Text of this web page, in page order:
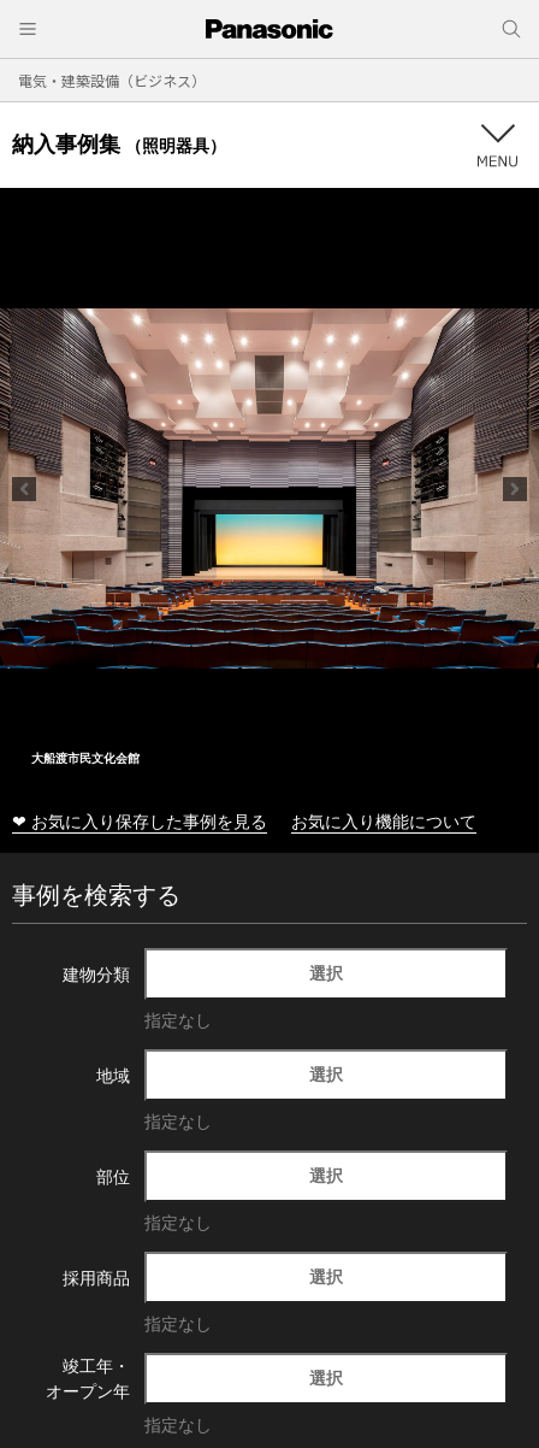
電気・建築設備（ビジネス）
納入事例集 （照明器具）
大船渡市民文化会館
❤ お気に入り保存した事例を見る お気に入り機能について
事例を検索する
建物分類 選択
指定なし
地域 選択
指定なし
部位 選択
指定なし
採用商品 選択
指定なし
竣工年・
オープン年
選択
指定なし